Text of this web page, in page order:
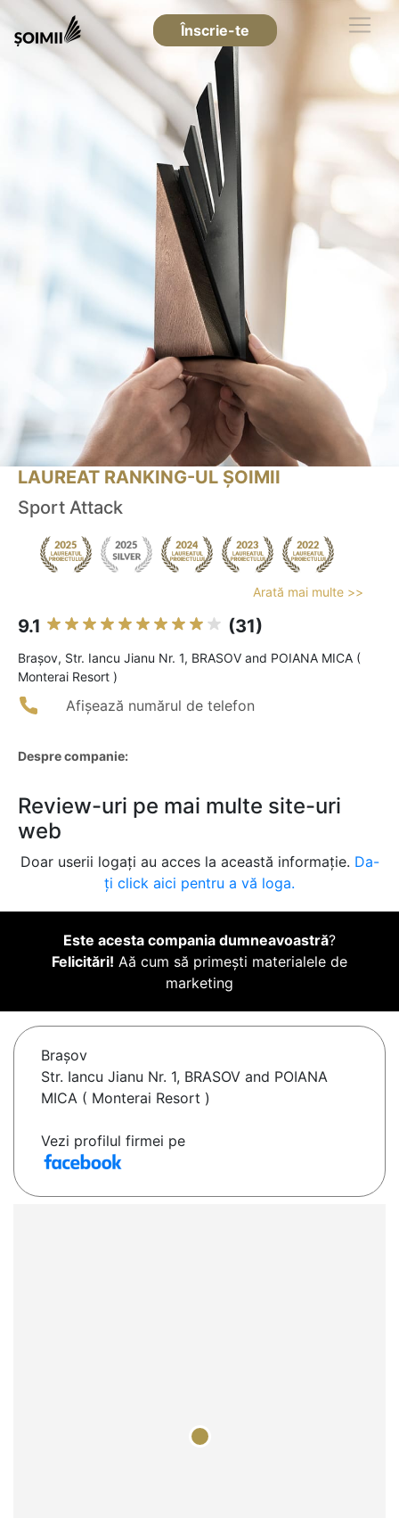
Înscrie-te
LAUREAT RANKING-UL ȘOIMII
Sport Attack
Arată mai multe >>
9.1 (31)
Braşov, Str. Iancu Jianu Nr. 1, BRASOV and POIANA MICA (
Monterai Resort )
Afișează numărul de telefon
Despre companie:
Review-uri pe mai multe site-uri
web
Doar userii logați au acces la această informație. Da-
ți click aici pentru a vă loga.
Este acesta compania dumneavoastră?
Felicitări! Aă cum să primești materialele de
marketing
Braşov
Str. Iancu Jianu Nr. 1, BRASOV and POIANA
MICA ( Monterai Resort )
Vezi profilul firmei pe